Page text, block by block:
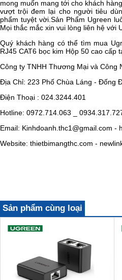
mong muốn mang tới cho khách
vượt trội đem lại cho người tiêu
phẩm tuyệt vời.Sản Phẩm Ugreen
Mọi thắc mắc xin vui lòng liên hệ với
Quý khách hàng có thể tìm mua
RJ45 CAT6 bọc kim Hộp 50 cao cấp
Công ty TNHH Thương Mại và Công
Địa Chỉ: 223 Phố Chùa Láng - Đống
Điện Thoại : 024.3244.401
Hotline: 0972.714.063 _
Email: Kinhdoanh.thc1@gmail.com -
Website: thietbimangthc.com -
Sản phẩm cùng loại